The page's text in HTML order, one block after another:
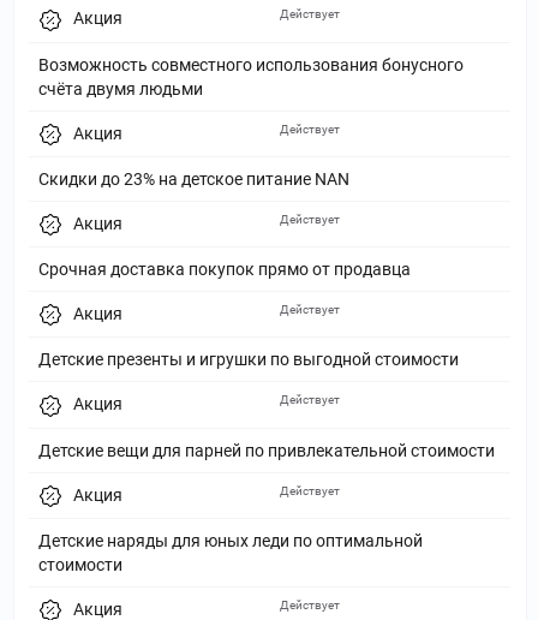
Акция
Возможность совместного использования бонусного
счёта двумя людьми
Действует
Акция
Скидки до 23% на детское питание NAN
Действует
Акция
Срочная доставка покупок прямо от продавца
Действует
Акция
Детские презенты и игрушки по выгодной стоимости
Действует
Акция
Детские вещи для парней по привлекательной стоимости
Действует
Акция
Детские наряды для юных леди по оптимальной
стоимости
Действует
Акция Действует